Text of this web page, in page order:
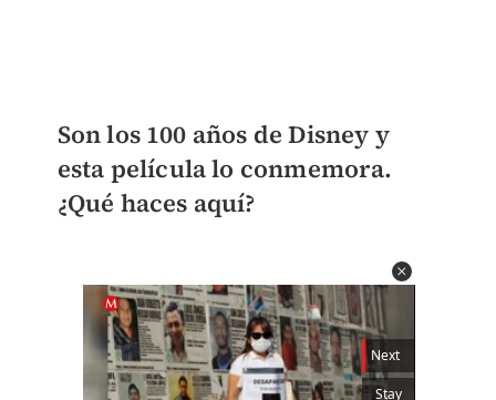
Son los 100 años de Disney y
esta película lo conmemora.
¿Qué haces aquí?